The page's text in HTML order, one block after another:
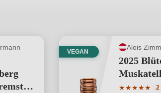
VEGAN
Alois
2025
★★★★★ 2